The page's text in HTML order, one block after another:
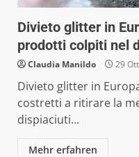
Divieto glitter in
prodotti colpiti nel
Claudia Manildo 29
Divieto glitter in
costretti a ritirare la
dispiaciuti...
Mehr erfahren